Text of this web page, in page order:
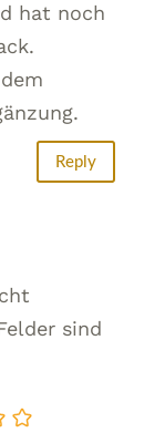
hat noch
Reply
sind